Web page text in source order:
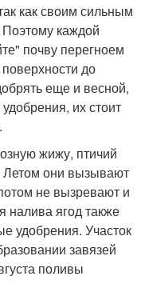
как своим сильным
каждой
почву перегноем
до
еще и весной,
их стоит
жижу, птичий
Летом они вызывают
не вызревают и
налива ягод также
удобрения. Участок
завязей
поливы